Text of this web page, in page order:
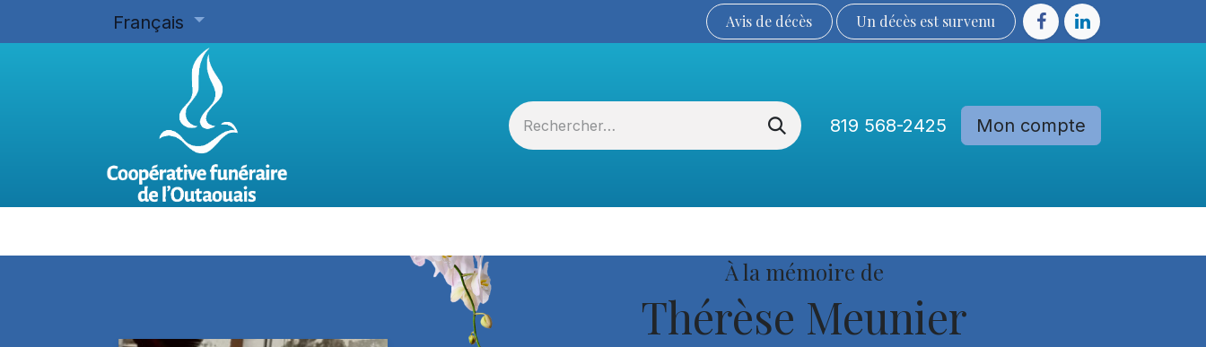
Français Avis de décès Un décès est sur​​​​​​​​ve​nu​​​​​​​​​​
819 568-2425 Mon compte
À la mémoire de
Thérèse Meunier